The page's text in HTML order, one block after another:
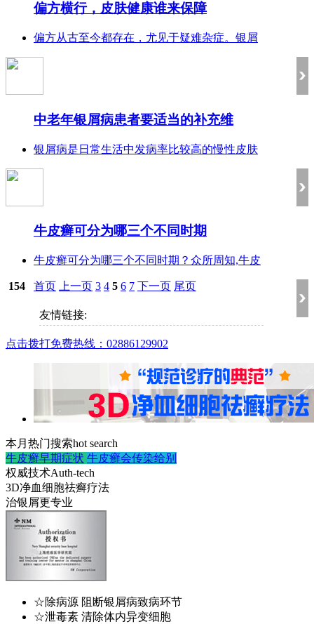
偏方横行，皮肤健康谁来保障
偏方从古至今都存在，尤见于疑难杂症。银屑
中老年银屑病患者要适当的补充维
银屑病是日常生活中发病率比较高的慢性皮肤
牛皮癣可分为哪三个不同时期
牛皮癣可分为哪三个不同时期？众所周知,牛皮
154 首页 上一页 3 4 5 6 7 下一页 尾页
友情链接:
点击拨打免费热线：02886129902
本月热门搜索hot search
牛皮癣早期症状 牛皮癣会传染给别
权威技术Auth-tech
3D净血细胞祛癣疗法
治银屑更专业
☆除病源 阻断银屑病致病环节
☆泄毒素 清除体内异变细胞